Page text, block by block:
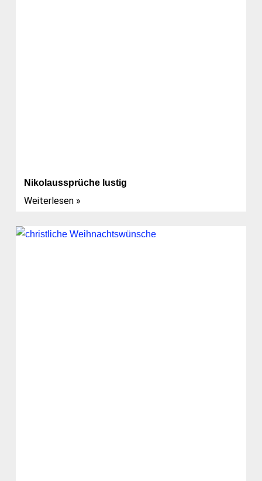
Nikolaussprüche lustig
Weiterlesen »